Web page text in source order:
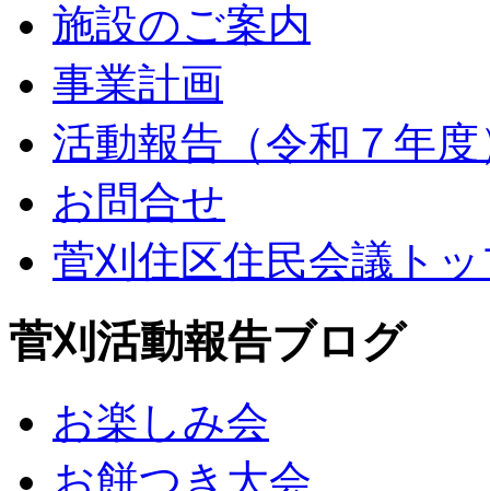
施設のご案内
事業計画
活動報告（令和７年度
お問合せ
菅刈住区住民会議ト
菅刈活動報告ブログ
お楽しみ会
お餅つき大会